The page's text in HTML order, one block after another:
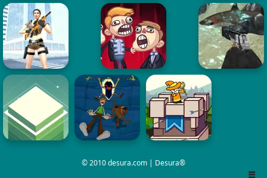
© 2010 desura.com | Desura®